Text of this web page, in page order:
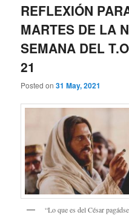
REFLEXIÓN
MARTES DE LA
SEMANA DEL
21
Posted on31 May, 2021
“Lo que es del César